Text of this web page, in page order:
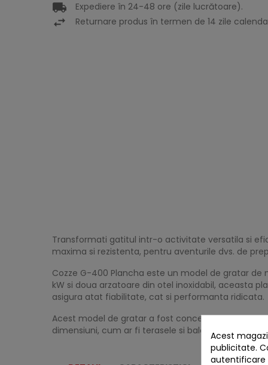
Expediere în 24-48 ore (zile lucrătoare).
Returnare produs în termen de 14 zile
Transformati gatitul intr-o activitate versatila si
maxima si rezistenta, pentru aventurile dvs. de
Cozze G-400 Plancha este un model de gratar
kW si doua arzatoare din otel inoxidabil, aceasta
asigura atat fiabilitate, cat si performanta ridicata.
Acest model de gratar a fost conceput pentru cei
dimensiuni, cum ar fi terasele si balcoanele.
Acest
publicitate.
autentificare